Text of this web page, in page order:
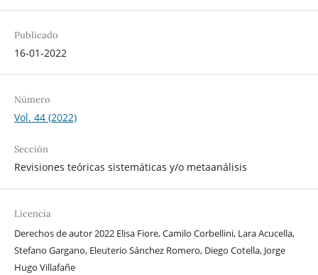
Publicado
16-01-2022
Número
Vol. 44 (2022)
Sección
Revisiones teóricas sistemáticas y/o metaanálisis
Licencia
Derechos de autor 2022 Elisa Fiore, Camilo Corbellini, Lara Acucella,
Stefano Gargano, Eleuterio Sánchez Romero, Diego Cotella, Jorge
Hugo Villafañe